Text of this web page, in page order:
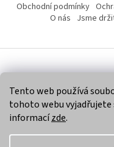
Tento web používá
tohoto webu vyjadřujete
informacízde.
Obchodní podmínky
O nás Jsme
Copyright 2026